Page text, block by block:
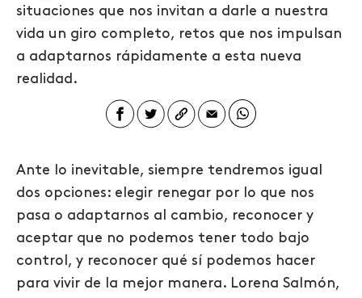
situaciones que nos invitan a darle a nuestra
vida un giro completo, retos que nos impulsan
a adaptarnos rápidamente a esta nueva
realidad.
Ante lo inevitable, siempre tendremos igual
dos opciones: elegir renegar por lo que nos
pasa o adaptarnos al cambio, reconocer y
aceptar que no podemos tener todo bajo
control, y reconocer qué sí podemos hacer
para vivir de la mejor manera. Lorena Salmón,